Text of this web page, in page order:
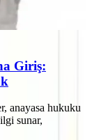
Giriş:
anayasa hukuku
sunar,